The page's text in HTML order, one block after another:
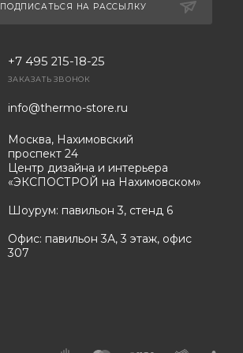
ПОДПИСАТЬСЯ НА РАССЫЛКУ
+7 495 215-18-25
ЗАКАЗАТЬ ЗВОНОК
info@thermo-store.ru
Москва, Нахимовский
проспект 24
Центр дизайна и интерьера
«ЭКСПОСТРОЙ на Нахимовском»
Шоурум: павильон 3, стенд 6
Офис: павильон 3А, 3 этаж, офис
307